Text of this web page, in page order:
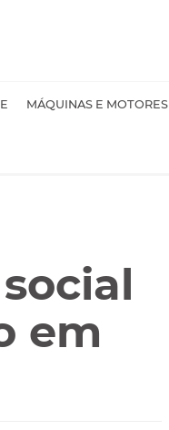
MÁQUINAS E MOTORES
em